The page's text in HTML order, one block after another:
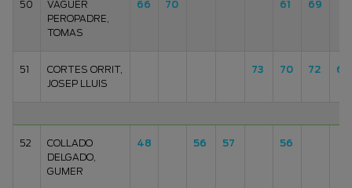
50
VAGUER
PEROPADRE,
TOMAS
66 70 61 69
51
CORTES ORRIT,
JOSEP LLUIS
73 70 72 67
52
COLLADO
DELGADO,
GUMER
48 56 57 56